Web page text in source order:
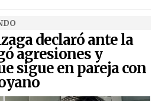
declaró ante la
agresiones y
sigue en pareja con